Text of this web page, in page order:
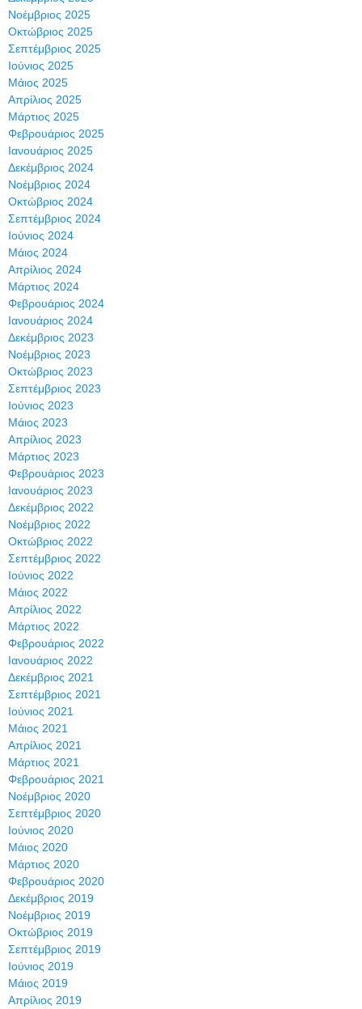
Νοέμβριος 2025
Οκτώβριος 2025
Σεπτέμβριος 2025
Ιούνιος 2025
Μάιος 2025
Απρίλιος 2025
Μάρτιος 2025
Φεβρουάριος 2025
Ιανουάριος 2025
Δεκέμβριος 2024
Νοέμβριος 2024
Οκτώβριος 2024
Σεπτέμβριος 2024
Ιούνιος 2024
Μάιος 2024
Απρίλιος 2024
Μάρτιος 2024
Φεβρουάριος 2024
Ιανουάριος 2024
Δεκέμβριος 2023
Νοέμβριος 2023
Οκτώβριος 2023
Σεπτέμβριος 2023
Ιούνιος 2023
Μάιος 2023
Απρίλιος 2023
Μάρτιος 2023
Φεβρουάριος 2023
Ιανουάριος 2023
Δεκέμβριος 2022
Νοέμβριος 2022
Οκτώβριος 2022
Σεπτέμβριος 2022
Ιούνιος 2022
Μάιος 2022
Απρίλιος 2022
Μάρτιος 2022
Φεβρουάριος 2022
Ιανουάριος 2022
Δεκέμβριος 2021
Σεπτέμβριος 2021
Ιούνιος 2021
Μάιος 2021
Απρίλιος 2021
Μάρτιος 2021
Φεβρουάριος 2021
Νοέμβριος 2020
Σεπτέμβριος 2020
Ιούνιος 2020
Μάιος 2020
Μάρτιος 2020
Φεβρουάριος 2020
Δεκέμβριος 2019
Νοέμβριος 2019
Οκτώβριος 2019
Σεπτέμβριος 2019
Ιούνιος 2019
Μάιος 2019
Απρίλιος 2019